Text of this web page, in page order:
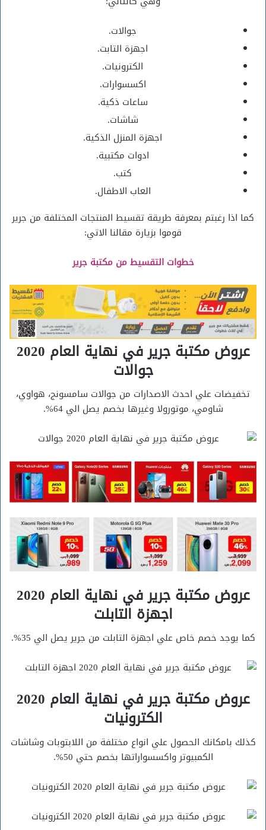
جوالات.
اجهزة التابت.
الكترونيات.
اكسسوارات.
ساعات ذكية.
شاشات.
اجهزة المنزل الذكية.
ادوات مكتبية.
كتب.
العاب الاطفال.
كما اذا رغبتم بمعرفة طريقة تقسيط المنتجات المختلفة من جرير
قوموا بزيارة مقالنا الاتي:
خطوات التقسيط من مكتبة جرير
عروض مكتبة جرير في نهاية العام 2020
جوالات
تخفيضات علي احدث الاصدارات من جوالات سامسونج، هواوي،
شاومي، موتورولا وغيرها بخصم يصل الي 64%.
عروض مكتبة جرير في نهاية العام 2020
اجهزة التابلت
كما يوجد خصم خاص علي اجهزة التابلت من جرير يصل الي 35%.
عروض مكتبة جرير في نهاية العام 2020
الكترونيات
كذلك بامكانك الحصول علي انواع مختلفة من اللابتوبات وشاشات
الكمبيوتر واكسسواراتها بخصم حتي 50%.